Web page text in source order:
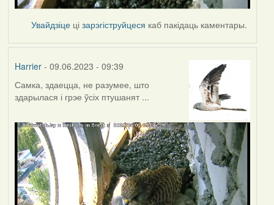
Увайдзіце цізарэгіструйцеся каб пакідаць каментары.
Harrier- 09.06.2023 - 09:39
Самка, здаецца, не разумее, што
здарылася і грэе ўсіх птушанят ...